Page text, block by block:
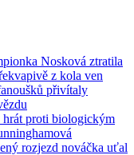
Nosková ztratila
z kola ven
přivítaly
proti biologickým
rozjezd nováčka uťal